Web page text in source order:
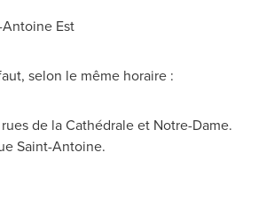
Est
selon le même horaire :
de la Cathédrale et Notre-Dame.
Saint-Antoine.